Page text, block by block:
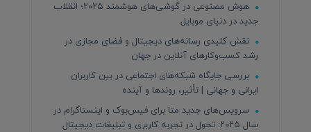
هوش مصنوعی در گوشی‌های هوشمند ۲۰۲۵؛ انقلاب
جدید در دنیای موبایل
نقش کلیدی رسانه‌های دیجیتال و فضای مجازی در
رشد کسب‌وکارهای آنلاین در جهان
بررسی جایگاه شبکه‌های اجتماعی در بین کاربران
ایرانی و جهانی | تأثیر، روندها و آینده
سرویس‌های جدید متا برای فیس‌بوک و اینستاگرام در
سال ۲۰۲۵: تحول در تجربه کاربری و تبلیغات دیجیتال